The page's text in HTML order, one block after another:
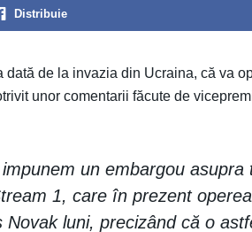
Distribuie
de la invazia din Ucraina, că va
unor comentarii făcute de
un embargou asupra
1, care în prezent
Novak luni, precizând că o